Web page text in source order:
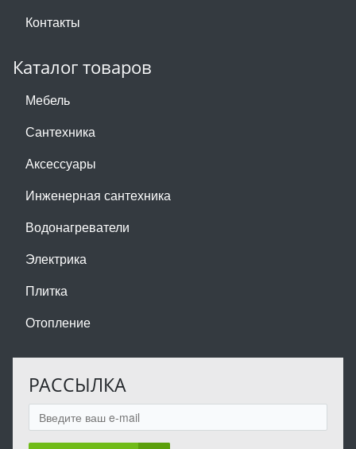
Контакты
Каталог товаров
Мебель
Сантехника
Аксессуары
Инженерная сантехника
Водонагреватели
Электрика
Плитка
Отопление
РАССЫЛКА